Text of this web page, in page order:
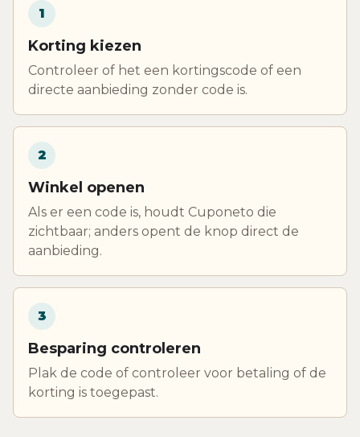
1
Korting kiezen
Controleer of het een kortingscode of een
directe aanbieding zonder code is.
2
Winkel openen
Als er een code is, houdt Cuponeto die
zichtbaar; anders opent de knop direct de
aanbieding.
3
Besparing controleren
Plak de code of controleer voor betaling of de
korting is toegepast.